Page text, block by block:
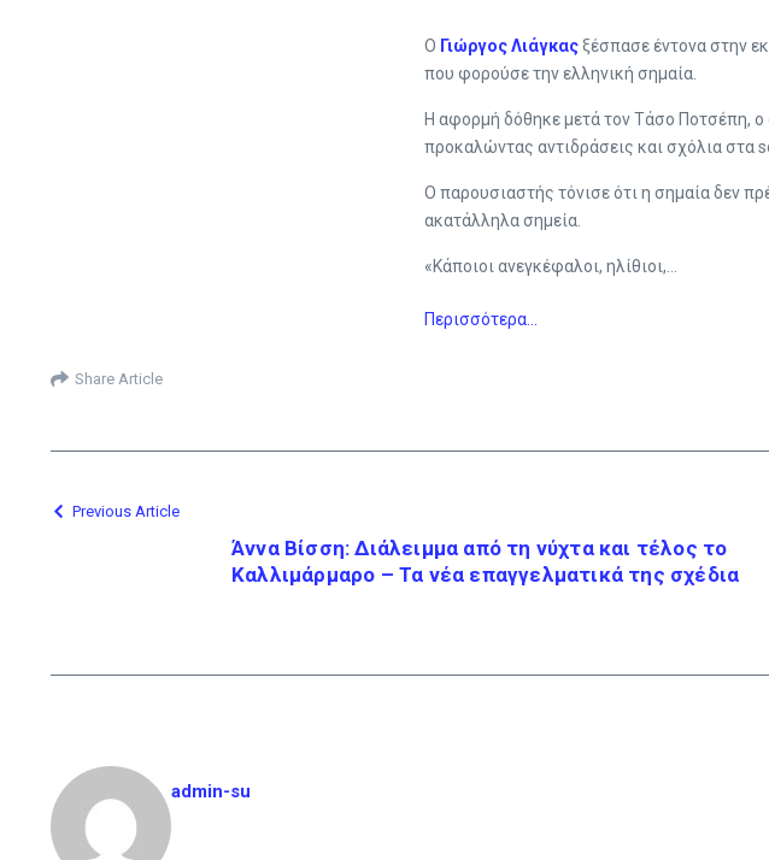
Ο Γιώργος Λιάγκαςξέσπασε έντονα στην
που φορούσε την ελληνική σημαία.
Η αφορμή δόθηκε μετά τον Τάσο Ποτσέπη, ο
προκαλώντας αντιδράσεις και σχόλια στα
Ο παρουσιαστής τόνισε ότι η σημαία δεν
ακατάλληλα σημεία.
«Κάποιοι ανεγκέφαλοι, ηλίθιοι,…
Περισσότερα…
Share Article
Previous Article
Άννα Βίσση: Διάλειμμα από τη νύχτα και τέλος το
Καλλιμάρμαρο – Τα νέα επαγγελματικά της σχέδια
admin-su